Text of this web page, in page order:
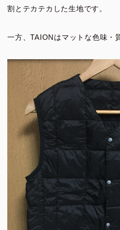
割とテカテカした生地です。
一方、TAIONはマットな色味・